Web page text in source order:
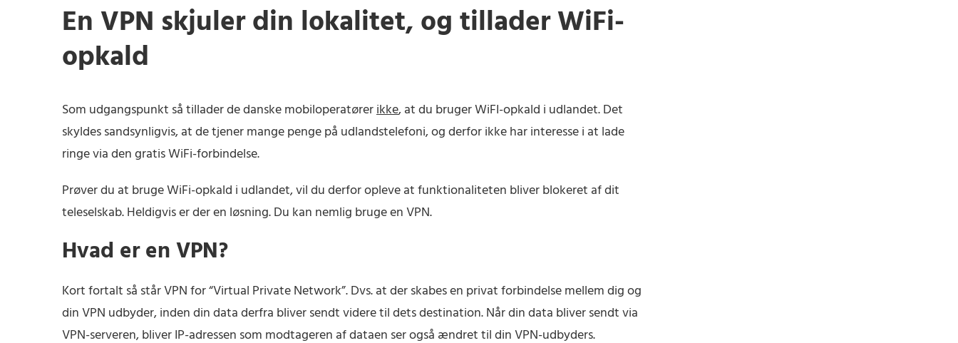
En VPN skjuler din lokalitet, og tillader WiFi-
opkald
Som udgangspunkt så tillader de danske mobiloperatørerikke, at du bruger WiFI-opkald i udlandet. Det
skyldes sandsynligvis, at de tjener mange penge på udlandstelefoni, og derfor ikke har interesse i at lade
ringe via den gratis WiFi-forbindelse.
Prøver du at bruge WiFi-opkald i udlandet, vil du derfor opleve at funktionaliteten bliver blokeret af dit
teleselskab. Heldigvis er der en løsning. Du kan nemlig bruge en VPN.
Hvad er en VPN?
Kort fortalt så står VPN for “Virtual Private Network”. Dvs. at der skabes en privat forbindelse mellem dig og
din VPN udbyder, inden din data derfra bliver sendt videre til dets destination. Når din data bliver sendt via
VPN-serveren, bliver IP-adressen som modtageren af dataen ser også ændret til din VPN-udbyders.